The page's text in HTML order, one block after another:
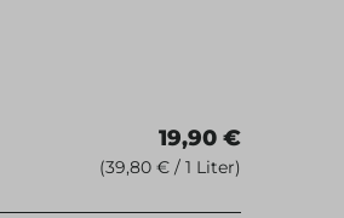
19,90 €
(39,80 € / 1 Liter)